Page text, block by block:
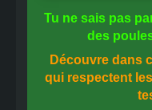
Tu ne sais pas
des
Découvre dans
qui respectent